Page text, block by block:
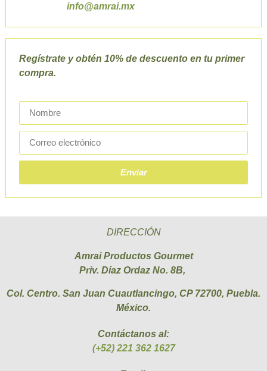
info@amrai.mx
Regístrate y obtén 10% de descuento en tu primer
compra.
Enviar
DIRECCIÓN
Amrai Productos Gourmet
Priv. Díaz Ordaz No. 8B,
Col. Centro. San Juan Cuautlancingo, CP 72700, Puebla.
México.
Contáctanos al:
(+52) 221 362 1627